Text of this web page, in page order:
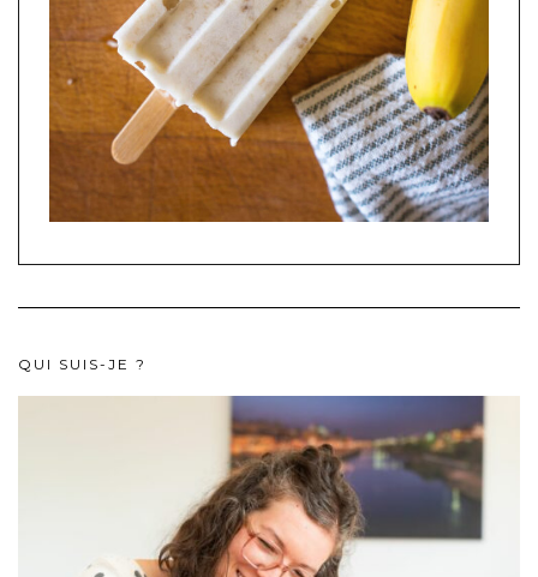
QUI SUIS-JE ?